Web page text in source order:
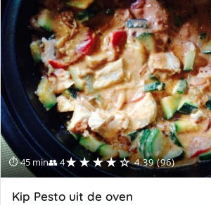
⏱ 45 min👥 4★★★★☆ 4.39 (96)
Kip Pesto uit de oven